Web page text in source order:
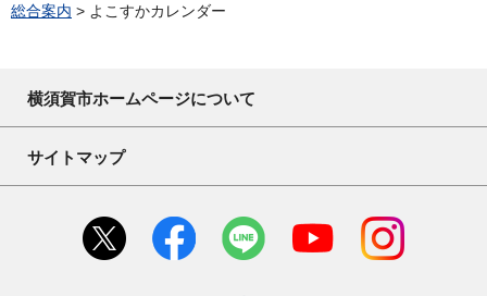
総合案内 > よこすかカレンダー
横須賀市ホームページについて
サイトマップ